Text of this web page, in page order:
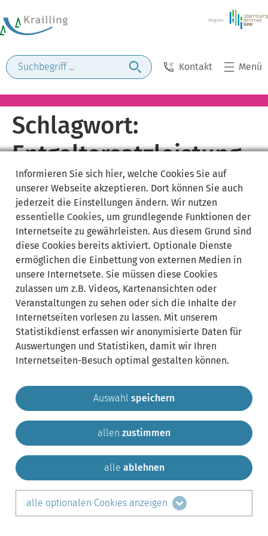
Kontakt Menü
Schlagwort:
Entgeltersatzleistung
Gemeinde Krailling Impressum
Sitemap
Kontakt
teilen auf:
LinkedIn
Informieren Sie sich hier, welche Cookies Sie auf
unserer Webseite akzeptieren. Dort können Sie auch
jederzeit die Einstellungen ändern. Wir nutzen
essentielle Cookies, um grundlegende Funktionen der
Internetseite zu gewährleisten. Aus diesem Grund sind
diese Cookies bereits aktiviert. Optionale Dienste
ermöglichen die Einbettung von externen Medien in
unsere Internetsete. Sie müssen diese Cookies
zulassen um z.B. Videos, Kartenansichten oder
Veranstaltungen zu sehen oder sich die Inhalte der
Internetseiten vorlesen zu lassen. Mit unserem
Statistikdienst erfassen wir anonymisierte Daten für
Auswertungen und Statistiken, damit wir Ihren
Internetseiten-Besuch optimal gestalten können.
Auswahl speichern
allen zustimmen
alle ablehnen
alle optionalen Cookies anzeigen